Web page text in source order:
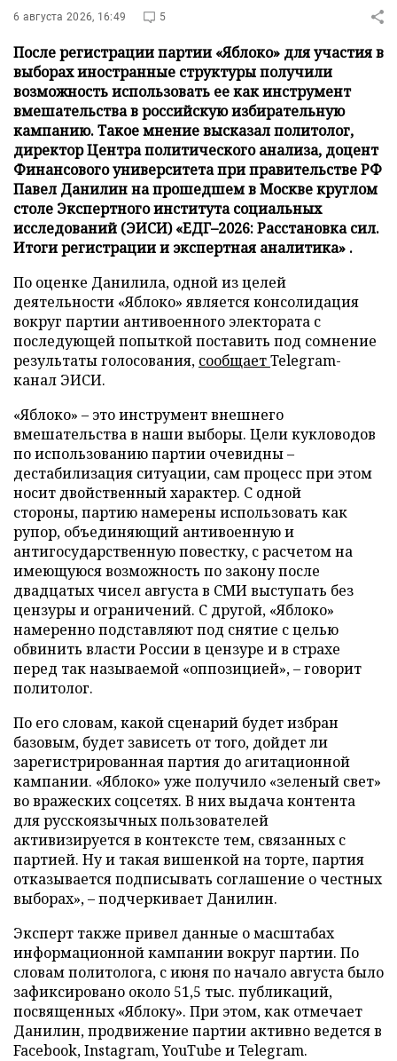
6 августа 2026, 16:49 5
После регистрации партии «Яблоко» для участия в
выборах иностранные структуры получили
возможность использовать ее как инструмент
вмешательства в российскую избирательную
кампанию. Такое мнение высказал политолог,
директор Центра политического анализа, доцент
Финансового университета при правительстве РФ
Павел Данилин на прошедшем в Москве круглом
столе Экспертного института социальных
исследований (ЭИСИ) «ЕДГ–2026: Расстановка сил.
Итоги регистрации и экспертная аналитика» .
По оценке Данилила, одной из целей
деятельности «Яблоко» является консолидация
вокруг партии антивоенного электората с
последующей попыткой поставить под сомнение
результаты голосования, сообщаетTelegram-
канал ЭИСИ.
«Яблоко» – это инструмент внешнего
вмешательства в наши выборы. Цели кукловодов
по использованию партии очевидны –
дестабилизация ситуации, сам процесс при этом
носит двойственный характер. С одной
стороны, партию намерены использовать как
рупор, объединяющий антивоенную и
антигосударственную повестку, с расчетом на
имеющуюся возможность по закону после
двадцатых чисел августа в СМИ выступать без
цензуры и ограничений. С другой, «Яблоко»
намеренно подставляют под снятие с целью
обвинить власти России в цензуре и в страхе
перед так называемой «оппозицией», – говорит
политолог.
По его словам, какой сценарий будет избран
базовым, будет зависеть от того, дойдет ли
зарегистрированная партия до агитационной
кампании. «Яблоко» уже получило «зеленый свет»
во вражеских соцсетях. В них выдача контента
для русскоязычных пользователей
активизируется в контексте тем, связанных с
партией. Ну и такая вишенкой на торте, партия
отказывается подписывать соглашение о честных
выборах», – подчеркивает Данилин.
Эксперт также привел данные о масштабах
информационной кампании вокруг партии. По
словам политолога, с июня по начало августа было
зафиксировано около 51,5 тыс. публикаций,
посвященных «Яблоку». При этом, как отмечает
Данилин, продвижение партии активно ведется в
Facebook, Instagram, YouTube и Telegram.